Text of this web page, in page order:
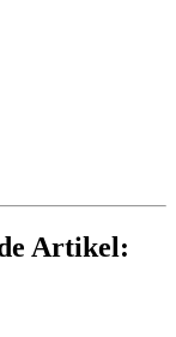
Artikel: